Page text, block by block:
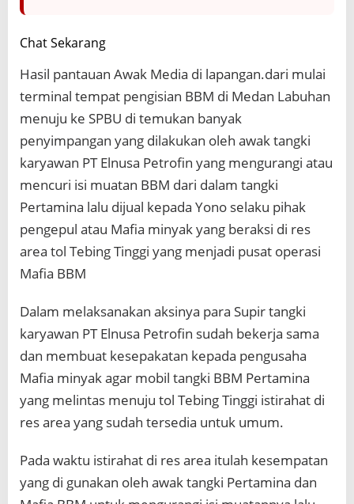
Chat Sekarang
Hasil pantauan Awak Media di lapangan.dari mulai
terminal tempat pengisian BBM di Medan Labuhan
menuju ke SPBU di temukan banyak
penyimpangan yang dilakukan oleh awak tangki
karyawan PT Elnusa Petrofin yang mengurangi atau
mencuri isi muatan BBM dari dalam tangki
Pertamina lalu dijual kepada Yono selaku pihak
pengepul atau Mafia minyak yang beraksi di res
area tol Tebing Tinggi yang menjadi pusat operasi
Mafia BBM
Dalam melaksanakan aksinya para Supir tangki
karyawan PT Elnusa Petrofin sudah bekerja sama
dan membuat kesepakatan kepada pengusaha
Mafia minyak agar mobil tangki BBM Pertamina
yang melintas menuju tol Tebing Tinggi istirahat di
res area yang sudah tersedia untuk umum.
Pada waktu istirahat di res area itulah kesempatan
yang di gunakan oleh awak tangki Pertamina dan